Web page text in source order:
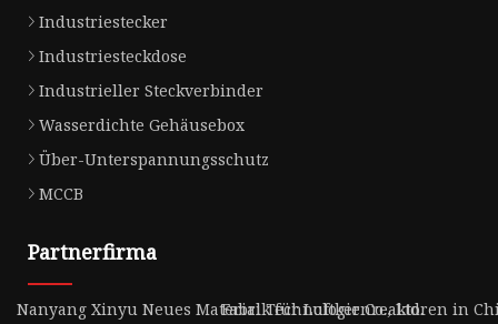
Industriestecker
Industriesteckdose
Industrieller Steckverbinder
Wasserdichte Gehäusebox
Über-Unterspannungsschutz
MCCB
Partnerfirma
Nanyang Xinyu Neues Material Technologie Co., Ltd.
Fabrik für Luftkernreaktoren in